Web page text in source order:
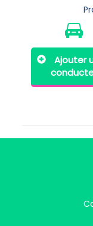
Ajouter